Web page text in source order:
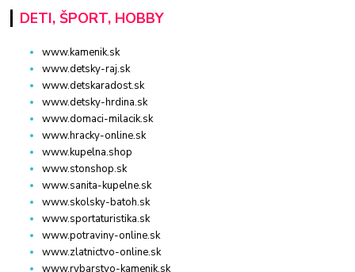
DETI, ŠPORT, HOBBY
www.kamenik.sk
www.detsky-raj.sk
www.detskaradost.sk
www.detsky-hrdina.sk
www.domaci-milacik.sk
www.hracky-online.sk
www.kupelna.shop
www.stonshop.sk
www.sanita-kupelne.sk
www.skolsky-batoh.sk
www.sportaturistika.sk
www.potraviny-online.sk
www.zlatnictvo-online.sk
www.rybarstvo-kamenik.sk